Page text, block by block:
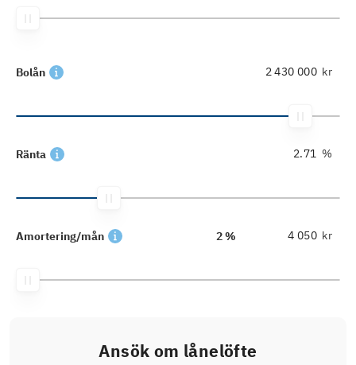
Bolån kr
Ränta %
Amortering/mån 2 % kr
Ansök om lånelöfte